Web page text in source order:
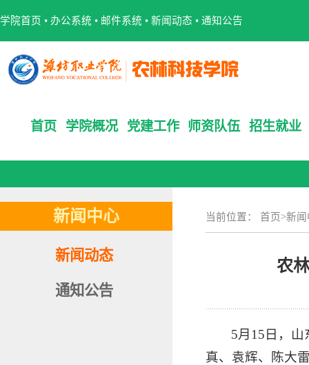
学院首页 • 办公系统 • 邮件系统 • 新闻动态 • 通知公告
首页 学院概况 党建工作 师资队伍 招生就业
新闻中心
新闻动态
通知公告
当前位置： 首页>新闻
农
5月15日，
真、袁辉、陈大